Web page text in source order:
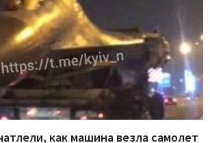
как машина везла самолет